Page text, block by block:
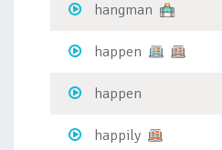
hangman
happen
happen
happily